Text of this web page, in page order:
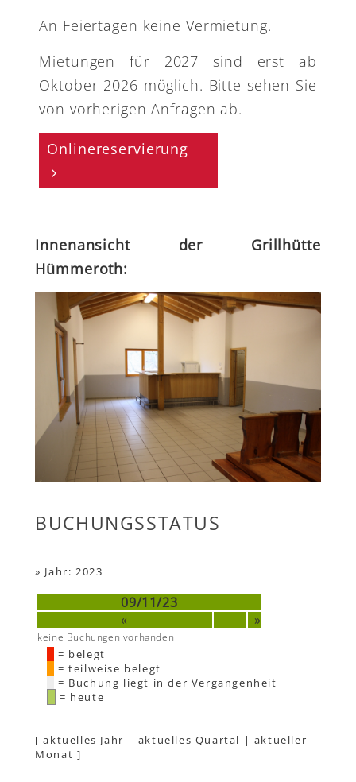
An Feiertagen keine Vermietung.
Mietungen für 2027 sind erst ab
Oktober 2026 möglich. Bitte sehen Sie
von vorherigen Anfragen ab.
Onlinereservierung
Innenansicht der Grillhütte
Hümmeroth:
BUCHUNGSSTATUS
» Jahr: 2023
09/11/23
«
»
keine Buchungen vorhanden
= belegt
= teilweise belegt
= Buchung liegt in der Vergangenheit
= heute
[aktuelles Jahr | aktuelles Quartal | aktueller
Monat ]